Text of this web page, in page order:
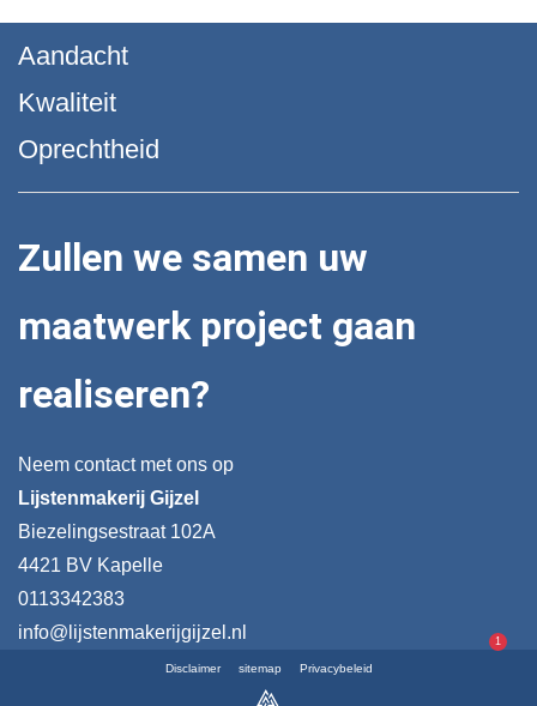
1
Aandacht
Kwaliteit
Oprechtheid
Zullen we samen uw
maatwerk project gaan
realiseren?
Neem contact met ons op
Lijstenmakerij Gijzel
Biezelingsestraat 102A
4421 BV Kapelle
0113342383
info@lijstenmakerijgijzel.nl
Disclaimer sitemap Privacybeleid